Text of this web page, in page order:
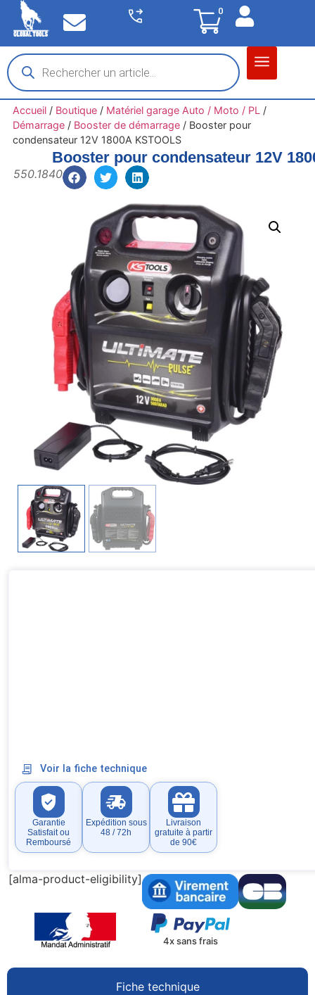
0
Accueil/ Boutique/ Matériel garage Auto / Moto / PL /
Démarrage/ Booster de démarrage/ Booster pour
condensateur 12V 1800A KSTOOLS
Booster pour condensateur 12V
550.1840
Voir la fiche technique
Garantie
Satisfait ou
Remboursé
Expédition sous
48 / 72h
Livraison
gratuite à partir
de 90€
[alma-product-eligibility]
4x sans frais
Fiche technique